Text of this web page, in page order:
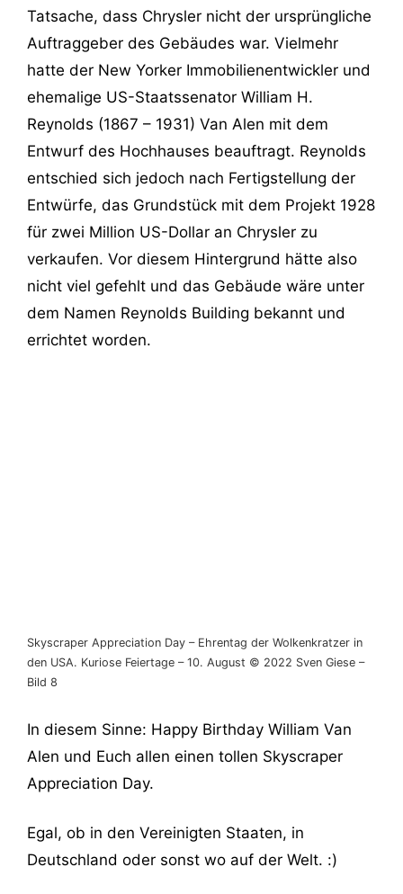
Tatsache, dass Chrysler nicht der ursprüngliche
Auftraggeber des Gebäudes war. Vielmehr
hatte der New Yorker Immobilienentwickler und
ehemalige US-Staatssenator William H.
Reynolds (1867 – 1931) Van Alen mit dem
Entwurf des Hochhauses beauftragt. Reynolds
entschied sich jedoch nach Fertigstellung der
Entwürfe, das Grundstück mit dem Projekt 1928
für zwei Million US-Dollar an Chrysler zu
verkaufen. Vor diesem Hintergrund hätte also
nicht viel gefehlt und das Gebäude wäre unter
dem Namen Reynolds Building bekannt und
errichtet worden.
Skyscraper Appreciation Day – Ehrentag der Wolkenkratzer in
den USA. Kuriose Feiertage – 10. August © 2022 Sven Giese –
Bild 8
In diesem Sinne: Happy Birthday William Van
Alen und Euch allen einen tollen Skyscraper
Appreciation Day.
Egal, ob in den Vereinigten Staaten, in
Deutschland oder sonst wo auf der Welt. :)